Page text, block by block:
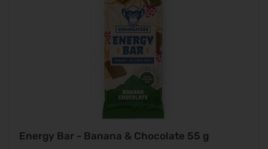
Energy Bar - Banana & Chocolate 55 g